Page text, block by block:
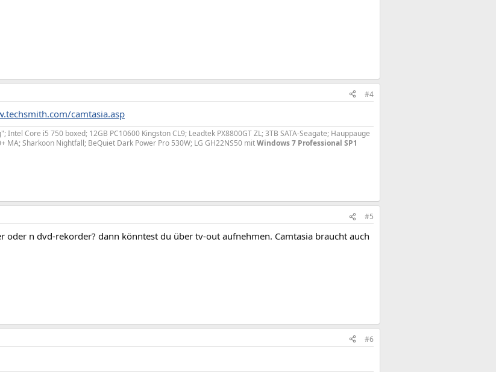
#4
camtasia.asp
Intel Core i5 750 boxed; 12GB PC10600 Kingston CL9; Leadtek PX8800GT ZL; 3TB SATA-Seagate; Hauppauge
MA; Sharkoon Nightfall; BeQuiet Dark Power Pro 530W; LG GH22NS50 mitWindows 7 Professional SP1
#5
oder n dvd-rekorder? dann könntest du über tv-out aufnehmen. Camtasia braucht auch
#6